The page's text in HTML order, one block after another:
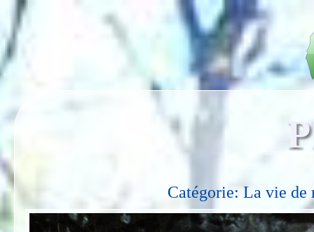
Catégorie: La vie de